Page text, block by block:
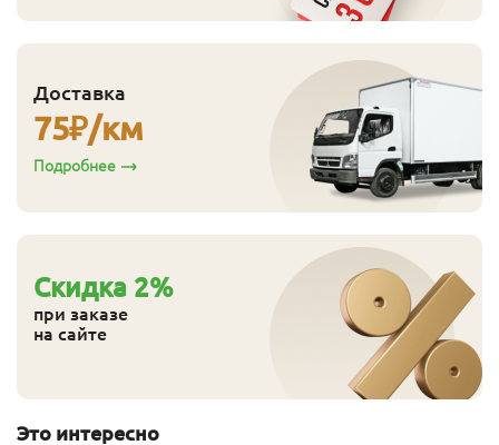
Доставка
75₽/км
Подробнее
Cкидка 2%
при заказе
на сайте
Это интересно